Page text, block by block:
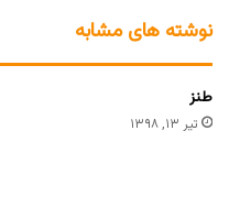
نوشته های مشابه
طنز
تیر ۱۳, ۱۳۹۸